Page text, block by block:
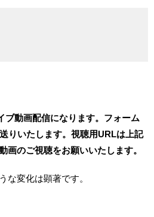
動画配信になります。フォーム
りいたします。視聴用URLは上記
のご視聴をお願いいたします。
な変化は顕著です。